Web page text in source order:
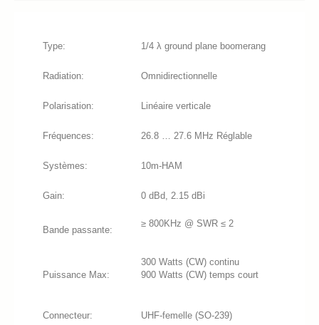
Type: 1/4 λ ground plane boomerang
Radiation: Omnidirectionnelle
Polarisation: Linéaire verticale
Fréquences: 26.8 … 27.6 MHz Réglable
Systèmes: 10m-HAM
Gain: 0 dBd, 2.15 dBi
Bande passante:
≥ 800KHz @ SWR ≤ 2
Puissance Max:
300 Watts (CW) continu
900 Watts (CW) temps court
Connecteur: UHF-femelle (SO-239)